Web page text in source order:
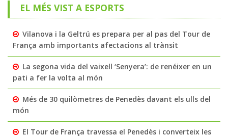
EL MÉS VIST A ESPORTS
Vilanova i la Geltrú es prepara per al pas del Tour de
França amb importants afectacions al trànsit
La segona vida del vaixell ‘Senyera’: de renéixer en un
pati a fer la volta al món
Més de 30 quilòmetres de Penedès davant els ulls del
món
El Tour de França travessa el Penedès i converteix les